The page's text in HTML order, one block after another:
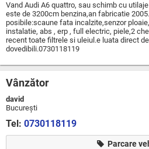
Vand Audi A6 quattro, sau schimb cu
este de 3200cm benzina,an fabricatie
posibile:scaune fata incalzite,senzor
instalatie, abs , erp , full electric, piele,2
recent toate filtrele si uleiul.e luata direct
dovedibili.0730118119
Vânzător
david
Bucureşti
Tel: 0730118119
Parcare